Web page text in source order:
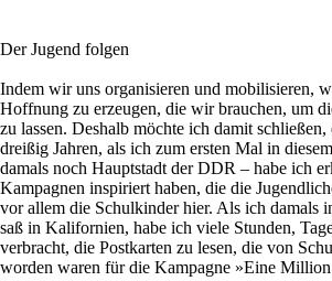
Der Jugend folgen
Indem wir uns organisieren und mobilisieren,
Hoffnung zu erzeugen, die wir brauchen, um
zu lassen. Deshalb möchte ich damit
dreißig Jahren, als ich zum ersten Mal in
damals noch Hauptstadt der DDR – habe ich
Kampagnen inspiriert haben, die die
vor allem die Schulkinder hier. Als ich damals
saß in Kalifornien, habe ich viele Stunden,
verbracht, die Postkarten zu lesen, die von
worden waren für die Kampagne »Eine